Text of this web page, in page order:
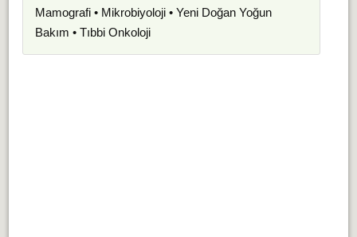
Mamografi • Mikrobiyoloji • Yeni Doğan Yoğun
Bakım • Tıbbi Onkoloji